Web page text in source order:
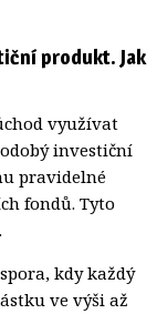
produkt. Jak
využívat
investiční
pravidelné
fondů. Tyto
kdy každý
ve výši až